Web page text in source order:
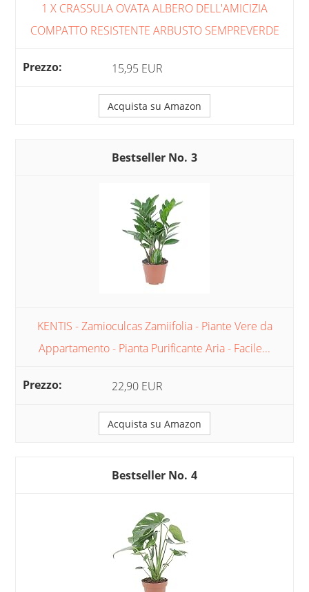
1 X CRASSULA OVATA ALBERO DELL'AMICIZIA
COMPATTO RESISTENTE ARBUSTO SEMPREVERDE
15,95 EUR
Acquista su Amazon
3
KENTIS - Zamioculcas Zamiifolia - Piante Vere da
Appartamento - Pianta Purificante Aria - Facile...
22,90 EUR
Acquista su Amazon
4